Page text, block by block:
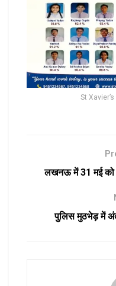
St
लखनऊ में 31 मई को
पुलिस मुठभेड़ में